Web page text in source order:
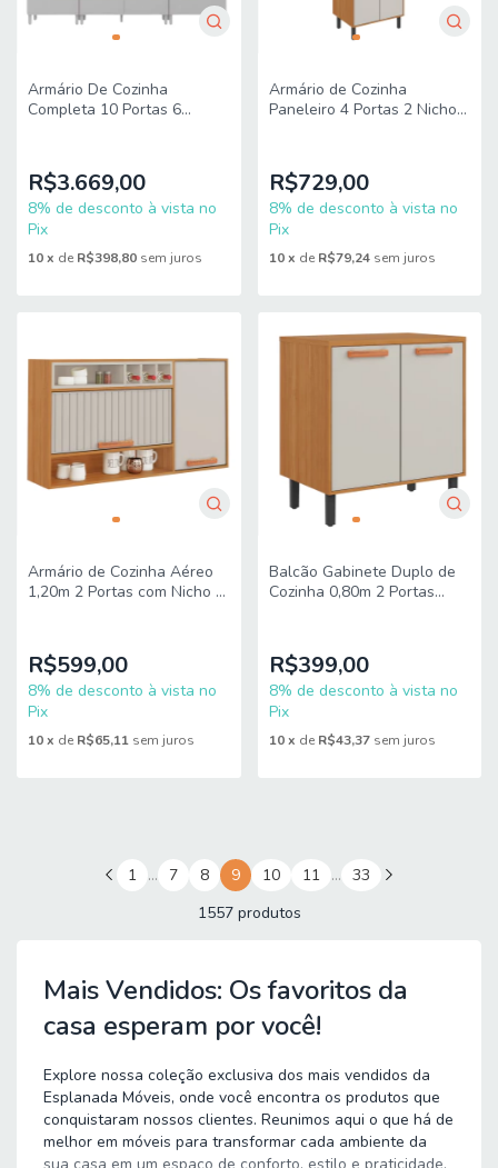
Armário De Cozinha
Completa 10 Portas 6
R$3.669,00
8% de desconto à vista no
Pix
10x de R$398,80 sem juros
Armário de Cozinha
Paneleiro 4 Portas 2 Nichos
R$729,00
8% de desconto à vista no
Pix
10 x de R$79,24 sem juros
Armário de Cozinha Aéreo
1,20m 2 Portas com Nicho e
R$599,00
8% de desconto à vista no
Pix
10x de R$65,11 sem juros
Balcão Gabinete Duplo de
Cozinha 0,80m 2 Portas
R$399,00
8% de desconto à vista no
Pix
10 x de R$43,37 sem juros
1 … 7 8 9 10 11 … 33
1557 produtos
Mais Vendidos: Os favoritos da
casa esperam por você!
Explore nossa coleção exclusiva dos mais vendidos da
Esplanada Móveis, onde você encontra os produtos que
conquistaram nossos clientes. Reunimos aqui o que há de
melhor em móveis para transformar cada ambiente da